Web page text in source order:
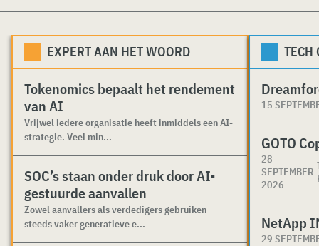
EXPERT AAN HET WOORD
Tokenomics bepaalt het rendement
van AI
Vrijwel iedere organisatie heeft inmiddels een AI-
strategie. Veel min...
SOC’s staan onder druk door AI-
gestuurde aanvallen
Zowel aanvallers als verdedigers gebruiken
steeds vaker generatieve e...
TECH
15
GOTO
28
SEPTEMBER
2026
NetApp
29